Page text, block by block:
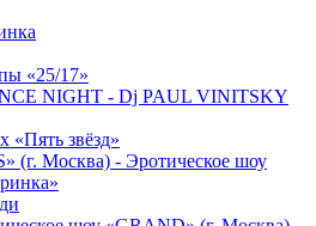
«25/17»
NIGHT - Dj PAUL VINITSKY
«Пять звёзд»
(г. Москва) - Эротическое шоу